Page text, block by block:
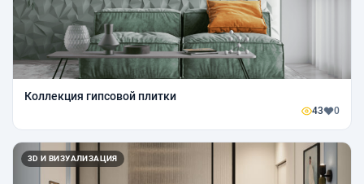
Коллекция гипсовой плитки
43 0
3D И ВИЗУАЛИЗАЦИЯ